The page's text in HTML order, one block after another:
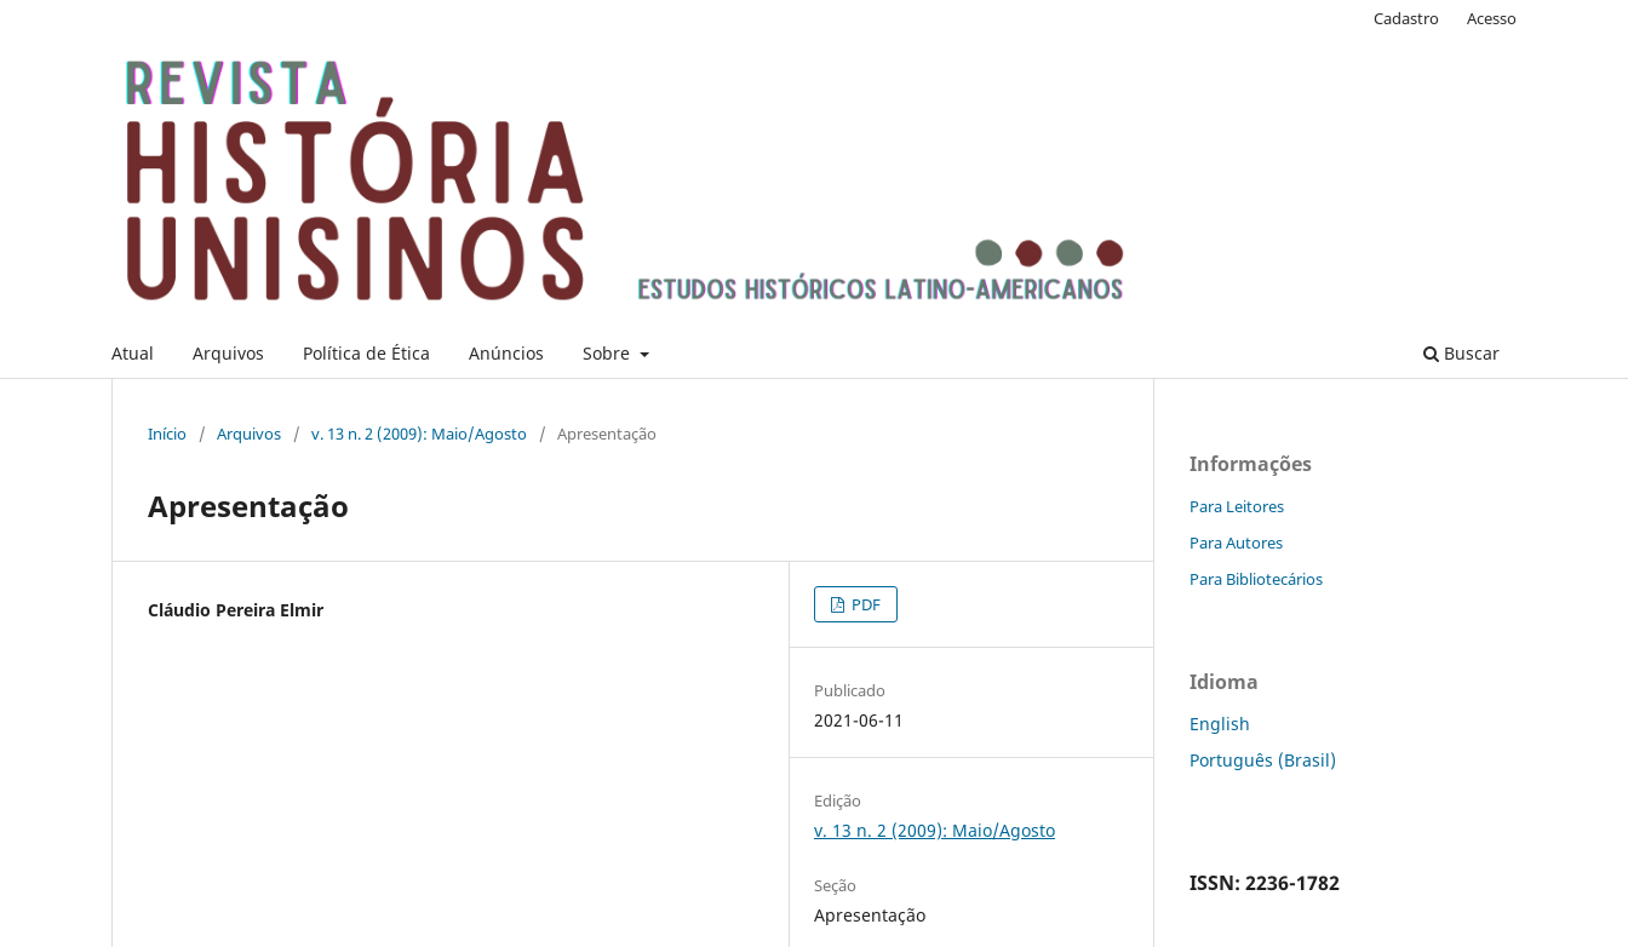
Atual Arquivos Política de Ética Anúncios Sobre Buscar
Cadastro Acesso
Início / Arquivos / v. 13 n. 2 (2009): Maio/Agosto / Apresentação
Apresentação
Cláudio Pereira Elmir PDF
Publicado
2021-06-11
Edição
v. 13 n. 2 (2009): Maio/Agosto
Seção
Apresentação
Informações
Para Leitores
Para Autores
Para Bibliotecários
Idioma
English
Português (Brasil)
ISSN: 2236-1782